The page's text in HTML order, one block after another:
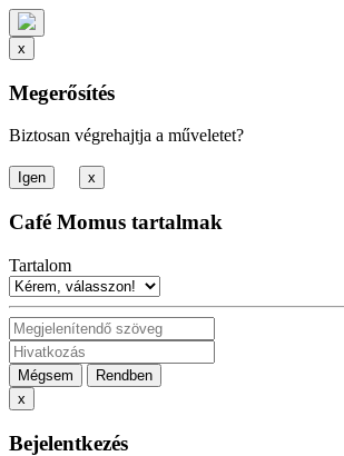
x
Megerősítés
Biztosan végrehajtja a műveletet?
x
Café Momus tartalmak
Tartalom
Mégsem
Rendben
x
Bejelentkezés